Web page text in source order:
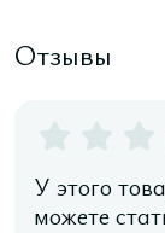
Отзывы
У этого
можете